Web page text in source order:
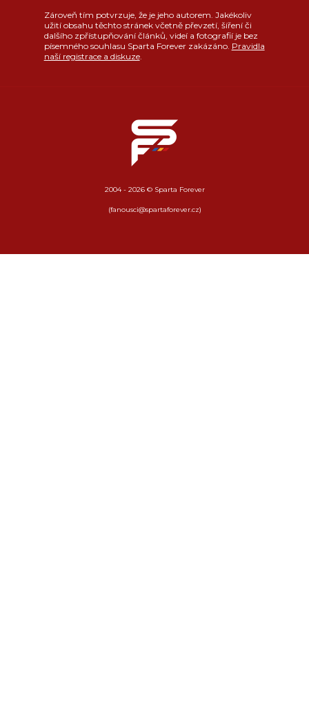
Zároveň tím potvrzuje, že je jeho autorem. Jakékoliv
užití obsahu těchto stránek včetně převzetí, šíření či
dalšího zpřístupňování článků, videí a fotografií je bez
písemného souhlasu Sparta Forever zakázáno. Pravidla
naší registrace a diskuze.
2004 - 2026 © Sparta Forever
(fanousci@spartaforever.cz)